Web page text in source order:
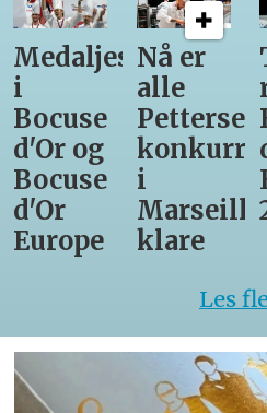
Medaljestatistikk
i
Bocuse
d'Or og
Bocuse
d'Or
Europe
Nå er
alle
i
Marseille
klare
Les